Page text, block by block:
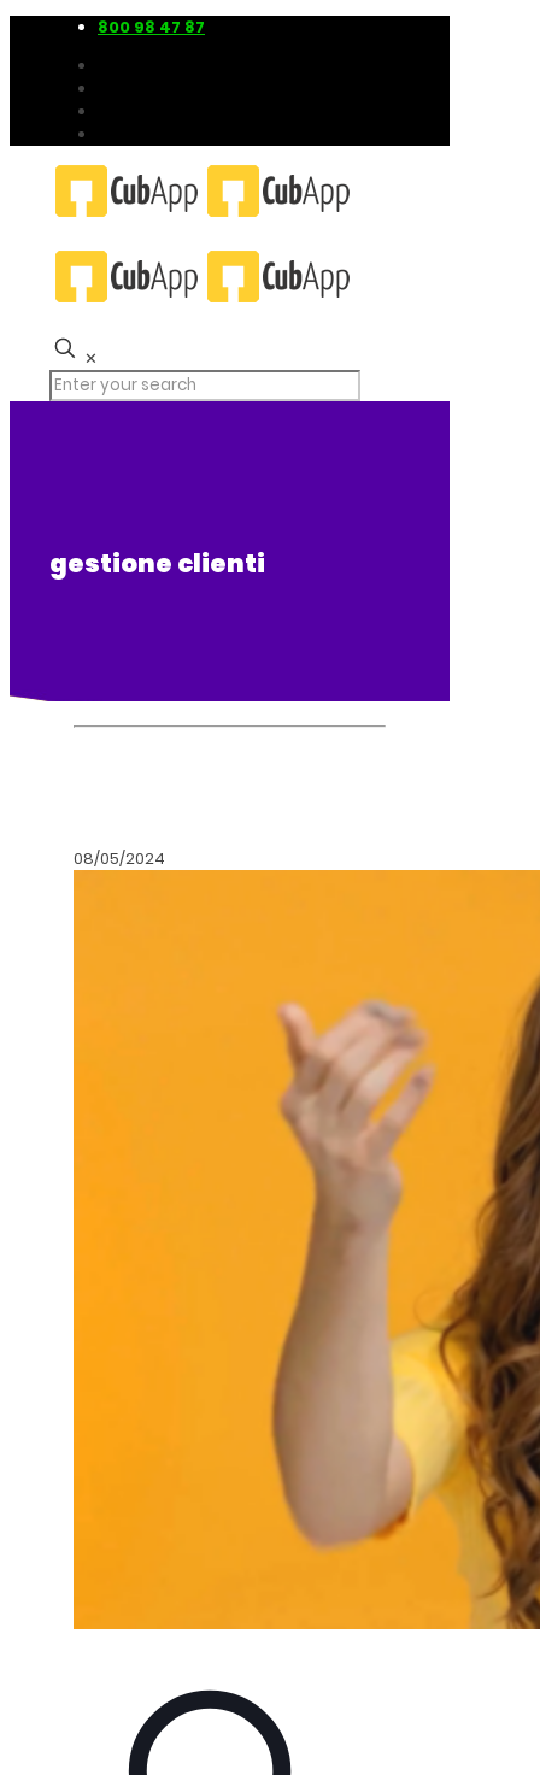
800 98 47 87
✕
gestione clienti
08/05/2024